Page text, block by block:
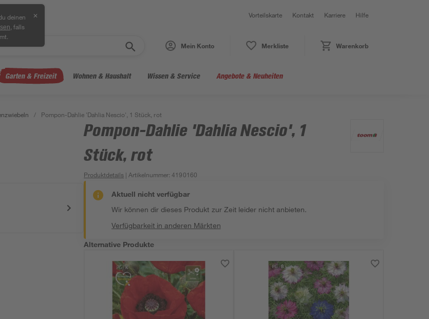
deinen
, falls
✕ Vorteilskarte Kontakt Karriere Hilfe
Mein Konto Merkliste Warenkorb
Garten & Freizeit Wohnen & Haushalt Wissen & Service Angebote & Neuheiten
/ Pompon-Dahlie 'Dahlia Nescio', 1 Stück, rot
Pompon-Dahlie 'Dahlia Nescio', 1
Stück, rot
Produktdetails | Artikelnummer:4190160
Aktuell nicht verfügbar
Wir können dir dieses Produkt zur Zeit leider nicht anbieten.
Verfügbarkeit in anderen Märkten
Alternative Produkte